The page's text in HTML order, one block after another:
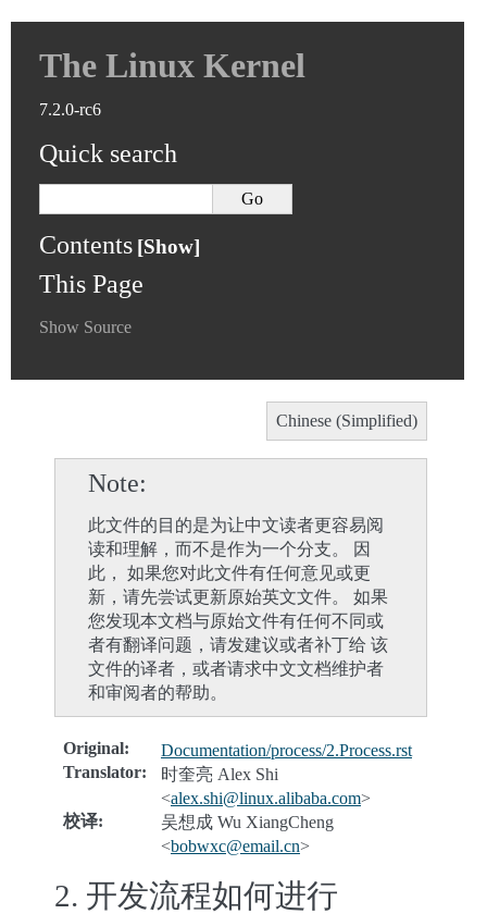
The Linux Kernel
7.2.0-rc6
Quick search
Contents
This Page
Show Source
Chinese (Simplified)
Note
此文件的目的是为让中文读者更容易阅
读和理解，而不是作为一个分支。 因
此， 如果您对此文件有任何意见或更
新，请先尝试更新原始英文文件。 如果
您发现本文档与原始文件有任何不同或
者有翻译问题，请发建议或者补丁给 该
文件的译者，或者请求中文文档维护者
和审阅者的帮助。
Original:
Documentation/process/2.Process.rst
Translator:
时奎亮 Alex Shi
<alex.shi@linux.alibaba.com>
校译:
吴想成 Wu XiangCheng
<bobwxc@email.cn>
2. 开发流程如何进行